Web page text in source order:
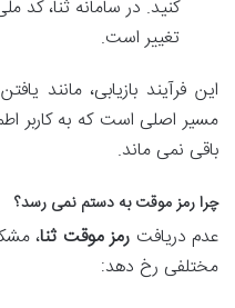
کنید. در سامانه ثنا، کد
تغییر است.
این فرآیند بازیابی، مانند
مسیر اصلی است که به کاربر
باقی نمی ماند.
چرا رمز موقت به دستم نمی رسد؟
عدم دریافت رمز موقت ثنا،
مختلفی رخ دهد: